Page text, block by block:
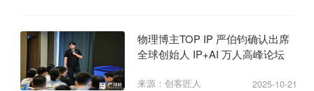
物理博主TOP IP 严伯钧确认出席
全球创始人 IP+AI 万人高峰论坛
来源：创客匠人 2025-10-21